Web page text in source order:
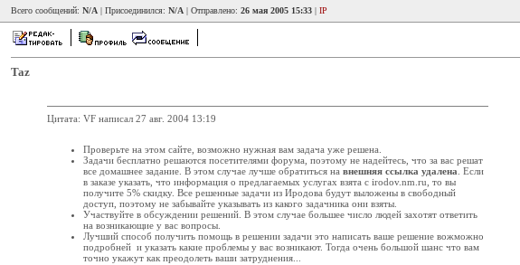
Всего сообщений: N/A | Присоединился: N/A | Отправлено: 26 мая 2005 15:33 | IP
Taz
Цитата: VF написал 27 авг. 2004 13:19
Проверьте на этом сайте, возможно нужная вам задача уже решена.
Задачи бесплатно решаются посетителями форума, поэтому не надейтесь, что за вас решат
все домашнее задание. В этом случае лучше обратиться на внешняя ссылка удалена . Если
в заказе указать, что информация о предлагаемых услугах взята с irodov.nm.ru, то вы
получите 5% скидку. Все решенные задачи из Иродова будут выложены в свободный
доступ, поэтому не забывайте указывать из какого задачника они взяты.
Участвуйте в обсуждении решений. В этом случае большее число людей захотят ответить
на возникающие у вас вопросы.
Лучший способ получить помощь в решении задачи это написать ваше решение вожможно
подробней и указать какие проблемы у вас возникают. Тогда очень большой шанс что вам
точно укажут как преодолеть ваши затруднения...